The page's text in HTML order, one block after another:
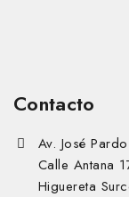
Contacto
Av. José
Calle Antana
Higuereta